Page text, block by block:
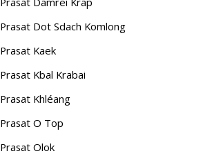
Prasat Dot Sdach Komlong
Prasat Kaek
Prasat Kbal Krabai
Prasat Khléang
Prasat O Top
Prasat Olok